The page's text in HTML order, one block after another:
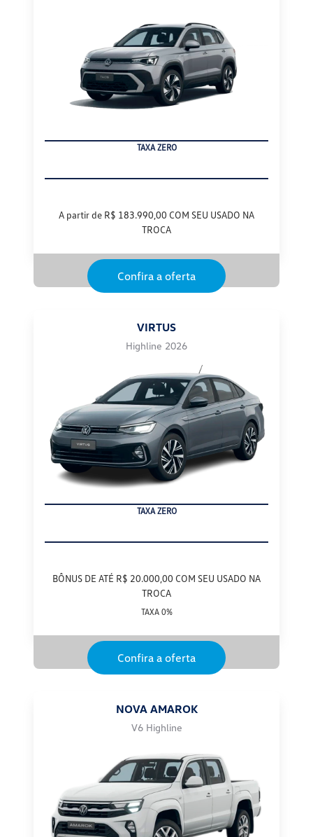
TAXA ZERO
A partir de R$ 183.990,00 COM SEU USADO NA
TROCA
Confira a oferta
VIRTUS
Highline 2026
TAXA ZERO
BÔNUS DE ATÉ R$ 20.000,00 COM SEU USADO NA
TROCA
TAXA 0%
Confira a oferta
NOVA AMAROK
V6 Highline